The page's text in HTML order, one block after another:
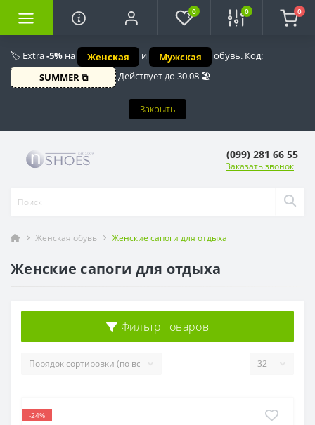
🏷️ Extra-5% на Женская и Мужская
обувь. Код:
SUMMER ⧉
Действует до 30.08 🏖️
Закрыть
0 0 0
(099) 281 66 55
Заказать звонок
Женская обувь Женские сапоги для отдыха
Женские сапоги для отдыха
Фильтр товаров
-24%